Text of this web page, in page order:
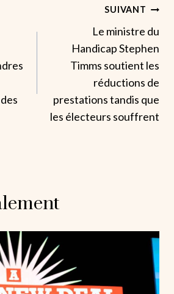
SUIVANT
Le ministre du
Handicap Stephen
Timms soutient les
réductions de
prestations tandis que
les électeurs souffrent